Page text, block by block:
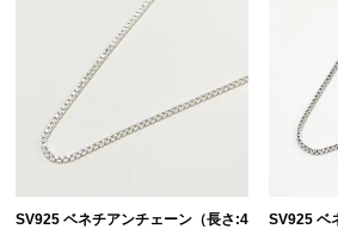
SV925 ベネチアンチェーン（長さ:4
SV925 ベ